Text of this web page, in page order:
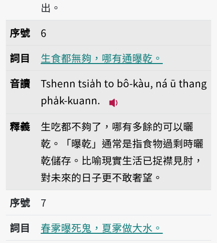
出。
序號6生食都無夠，哪有通曝乾。
序號
6
詞目
生食都無夠，哪有通曝乾。
音讀
Tshenn tsia̍h to bô-kàu, ná ū thang
pha̍k-kuann.
釋義
生吃都不夠了，哪有多餘的可以曬
乾。「曝乾」通常是指食物過剩時曬
乾儲存。比喻現實生活已捉襟見肘，
對未來的日子更不敢奢望。
序號7春雺曝死鬼，夏雺做大水。
序號
7
詞目
春雺曝死鬼，夏雺做大水。